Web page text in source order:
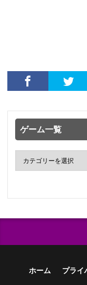
ゲーム一覧
ホーム プライ